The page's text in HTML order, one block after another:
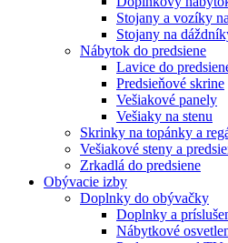
Stojany a vozíky
Stojany na
Nábytok do predsiene
Lavice do
Predsieňové skrine
Vešiakové panely
Vešiaky na stenu
Skrinky na topánky a
Vešiakové steny a
Zrkadlá do predsiene
Obývacie izby
Doplnky do obývačky
Doplnky a
Nábytkové